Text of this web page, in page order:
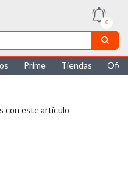
0
Prime Tiendas
con este artículo